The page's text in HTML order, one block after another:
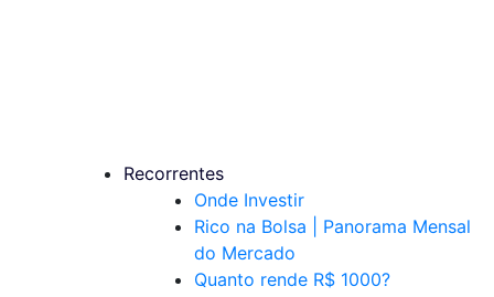
Recorrentes
Onde Investir
Rico na Bolsa | Panorama Mensal
do Mercado
Quanto rende R$ 1000?